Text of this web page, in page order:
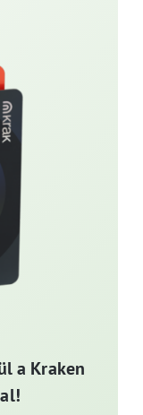
a Kraken